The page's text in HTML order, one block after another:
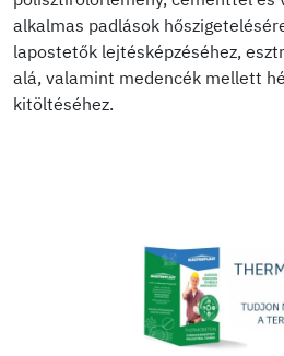
alkalmas padlások
lapostetők lejtésképzéséhez,
alá, valamint medencék mellett
kitöltéséhez.